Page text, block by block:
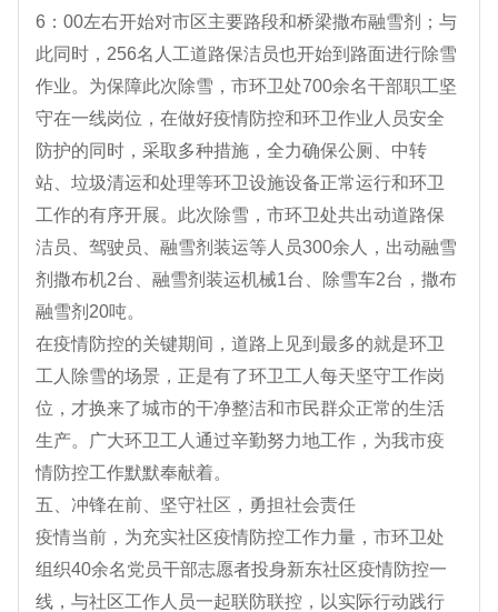
6：00左右开始对市区主要路段和桥梁撒布融雪剂；与
此同时，256名人工道路保洁员也开始到路面进行除雪
作业。为保障此次除雪，市环卫处700余名干部职工坚
守在一线岗位，在做好疫情防控和环卫作业人员安全
防护的同时，采取多种措施，全力确保公厕、中转
站、垃圾清运和处理等环卫设施设备正常运行和环卫
工作的有序开展。此次除雪，市环卫处共出动道路保
洁员、驾驶员、融雪剂装运等人员300余人，出动融雪
剂撒布机2台、融雪剂装运机械1台、除雪车2台，撒布
融雪剂20吨。
在疫情防控的关键期间，道路上见到最多的就是环卫
工人除雪的场景，正是有了环卫工人每天坚守工作岗
位，才换来了城市的干净整洁和市民群众正常的生活
生产。广大环卫工人通过辛勤努力地工作，为我市疫
情防控工作默默奉献着。
五、冲锋在前、坚守社区，勇担社会责任
疫情当前，为充实社区疫情防控工作力量，市环卫处
组织40余名党员干部志愿者投身新东社区疫情防控一
线，与社区工作人员一起联防联控，以实际行动践行